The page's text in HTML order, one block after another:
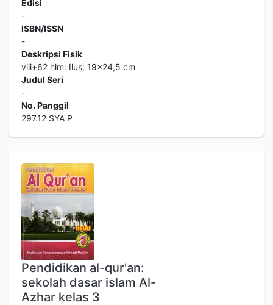
Edisi
-
ISBN/ISSN
-
Deskripsi Fisik
viii+62 hlm: Ilus; 19x24,5 cm
Judul Seri
-
No. Panggil
297.12 SYA P
Pendidikan al-qur'an:
sekolah dasar islam Al-
Azhar kelas 3